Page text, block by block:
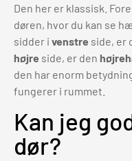
Den her er klassisk.
døren, hvor du kan se
sidder i venstre side, er
højre side, er den
den har enorm
fungerer i rummet.
Kan jeg
dør?